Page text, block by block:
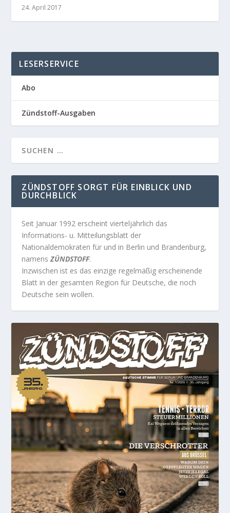
24. April 2017
LESERSERVICE
Abo
Zündstoff-Ausgaben
ZÜNDSTOFF SORGT FÜR EINBLICK UND
DURCHBLICK
Seit Januar 1992 erscheint vierteljährlich das
Informations- u. Mitteilungsblatt der
Nationaldemokraten für und in Berlin und Brandenburg,
namensZÜNDSTOFF.
Inzwischen ist es das einzige regelmäßig erscheinende
Blatt in der gesamten Region für Deutsche, die noch
Deutsche sein wollen.